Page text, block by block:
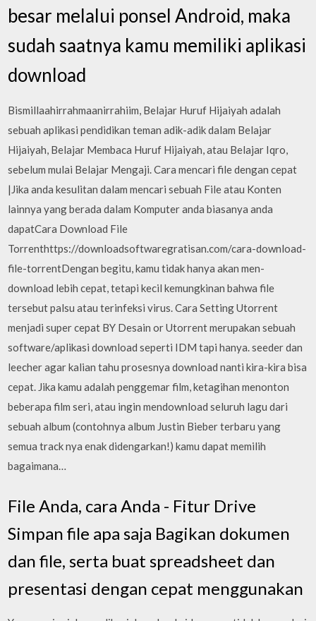
besar melalui ponsel Android, maka
sudah saatnya kamu memiliki aplikasi
download
Bismillaahirrahmaanirrahiim, Belajar Huruf Hijaiyah adalah
sebuah aplikasi pendidikan teman adik-adik dalam Belajar
Hijaiyah, Belajar Membaca Huruf Hijaiyah, atau Belajar Iqro,
sebelum mulai Belajar Mengaji. Cara mencari file dengan cepat
|Jika anda kesulitan dalam mencari sebuah File atau Konten
lainnya yang berada dalam Komputer anda biasanya anda
dapatCara Download File
Torrenthttps://downloadsoftwaregratisan.com/cara-download-
file-torrentDengan begitu, kamu tidak hanya akan men-
download lebih cepat, tetapi kecil kemungkinan bahwa file
tersebut palsu atau terinfeksi virus. Cara Setting Utorrent
menjadi super cepat BY Desain or Utorrent merupakan sebuah
software/aplikasi download seperti IDM tapi hanya. seeder dan
leecher agar kalian tahu prosesnya download nanti kira-kira bisa
cepat. Jika kamu adalah penggemar film, ketagihan menonton
beberapa film seri, atau ingin mendownload seluruh lagu dari
sebuah album (contohnya album Justin Bieber terbaru yang
semua track nya enak didengarkan!) kamu dapat memilih
bagaimana…
File Anda, cara Anda - Fitur Drive
Simpan file apa saja Bagikan dokumen
dan file, serta buat spreadsheet dan
presentasi dengan cepat menggunakan